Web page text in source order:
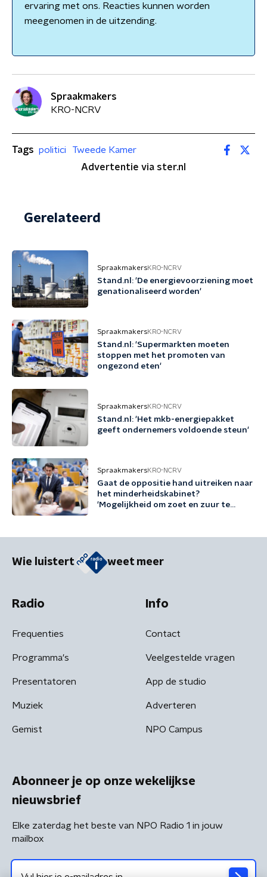
ervaring met ons. Reacties kunnen worden
meegenomen in de uitzending.
Spraakmakers
KRO-NCRV
Tags politici
Tweede Kamer
Advertentie via ster.nl
Gerelateerd
SpraakmakersKRO-NCRV
Stand.nl: 'De energievoorziening moet
genationaliseerd worden'
SpraakmakersKRO-NCRV
Stand.nl: 'Supermarkten moeten
stoppen met het promoten van
ongezond eten'
SpraakmakersKRO-NCRV
Stand.nl: 'Het mkb-energiepakket
geeft ondernemers voldoende steun'
SpraakmakersKRO-NCRV
Gaat de oppositie hand uitreiken naar
het minderheidskabinet?
'Mogelijkheid om zoet en zuur te
Wie luistert weet meer
Radio
Frequenties
Programma's
Presentatoren
Muziek
Gemist
Info
Contact
Veelgestelde vragen
App de studio
Adverteren
NPO Campus
Abonneer je op onze wekelijkse
nieuwsbrief
Elke zaterdag het beste van NPO Radio 1 in jouw
mailbox